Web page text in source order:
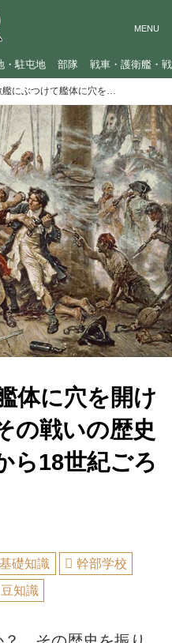
・駐屯地 部隊 戦車・護衛艦・
体に穴を開け
の戦いの歴史
ら18世紀ごろ
礎知識
幹部学校
豆知識